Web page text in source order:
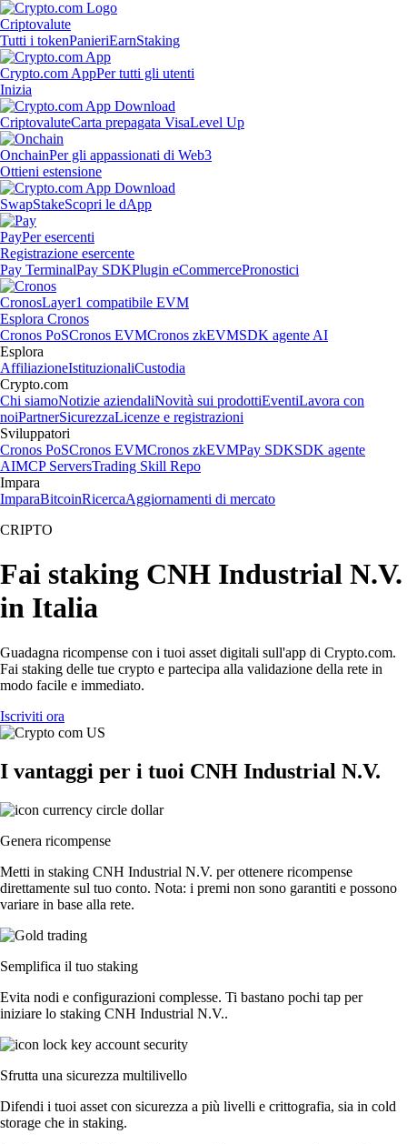
Criptovalute
Tutti i tokenPanieriEarnStaking
Crypto.com AppPer tutti gli utenti
Inizia
CriptovaluteCarta prepagata VisaLevel Up
OnchainPer gli appassionati di Web3
Ottieni estensione
SwapStakeScopri le dApp
PayPer esercenti
Registrazione esercente
Pay TerminalPay SDKPlugin eCommercePronostici
CronosLayer1 compatibile EVM
Esplora Cronos
Cronos PoSCronos EVMCronos zkEVMSDK agente AI
Esplora
AffiliazioneIstituzionaliCustodia
Crypto.com
Chi siamoNotizie aziendaliNovità sui prodottiEventiLavora con
noiPartnerSicurezzaLicenze e registrazioni
Sviluppatori
Cronos PoSCronos EVMCronos zkEVMPay SDKSDK agente
AIMCP ServersTrading Skill Repo
Impara
ImparaBitcoinRicercaAggiornamenti di mercato
CRIPTO
Fai staking CNH Industrial N.V.
in Italia
Guadagna ricompense con i tuoi asset digitali sull'app di Crypto.com.
Fai staking delle tue crypto e partecipa alla validazione della rete in
modo facile e immediato.
Iscriviti ora
I vantaggi per i tuoi CNH Industrial N.V.
Genera ricompense
Metti in staking CNH Industrial N.V. per ottenere ricompense
direttamente sul tuo conto. Nota: i premi non sono garantiti e possono
variare in base alla rete.
Semplifica il tuo staking
Evita nodi e configurazioni complesse. Ti bastano pochi tap per
iniziare lo staking CNH Industrial N.V..
Sfrutta una sicurezza multilivello
Difendi i tuoi asset con sicurezza a più livelli e crittografia, sia in cold
storage che in staking.